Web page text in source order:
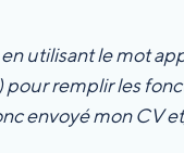
utilisant le mot
remplir les
envoyé mon CV